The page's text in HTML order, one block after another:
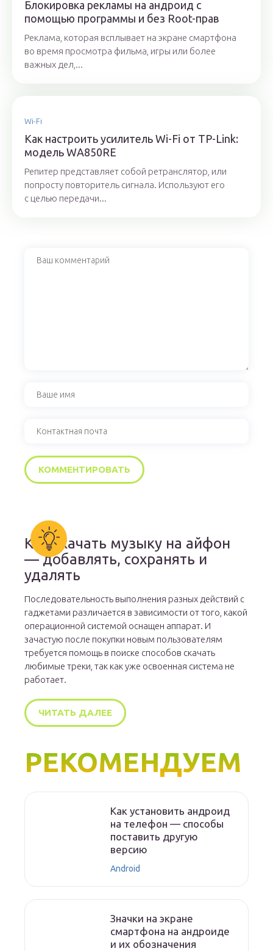
Блокировка рекламы на андроид с
помощью программы и без Root-прав
Реклама, которая всплывает на экране смартфона
во время просмотра фильма, игры или более
важных дел,...
Wi-Fi
Как настроить усилитель Wi-Fi от TP-Link:
модель WA850RE
Репитер представляет собой ретранслятор, или
попросту повторитель сигнала. Используют его
с целью передачи...
Как скачать музыку на айфон
— добавлять, сохранять и
удалять
Последовательность выполнения разных действий с
гаджетами различается в зависимости от того, какой
операционной системой оснащен аппарат. И
зачастую после покупки новым пользователям
требуется помощь в поиске способов скачать
любимые треки, так как уже освоенная система не
работает.
ЧИТАТЬ ДАЛЕЕ
РЕКОМЕНДУЕМ
Как установить андроид
на телефон — способы
поставить другую
версию
Android
Значки на экране
смартфона на андроиде
и их обозначения